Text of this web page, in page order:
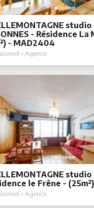
studio
- Résidence
- MAD2404
• Agence
le Frêne -
• Agence